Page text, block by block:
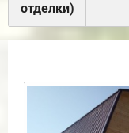
отделки)